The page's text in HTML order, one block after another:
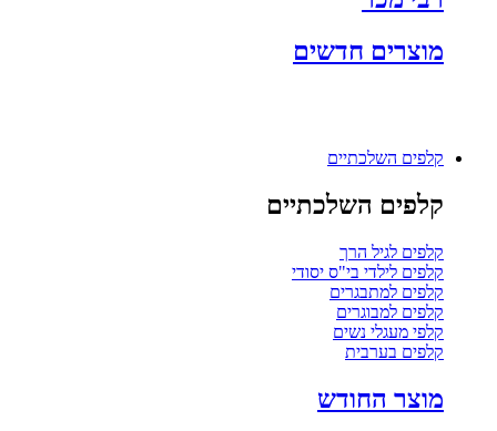
מוצרים חדשים
קלפים השלכתיים
קלפים השלכתיים
קלפים לגיל הרך
קלפים לילדי בי"ס יסודי
קלפים למתבגרים
קלפים למבוגרים
קלפי מעגלי נשים
קלפים בערבית
מוצר החודש